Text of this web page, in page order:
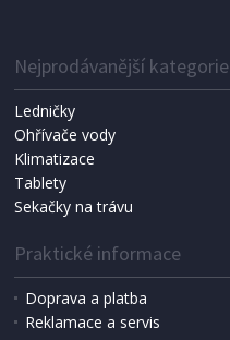
Nejprodávanější kategorie
Ledničky
Ohřívače vody
Klimatizace
Tablety
Sekačky na trávu
Praktické informace
Doprava a platba
Reklamace a servis